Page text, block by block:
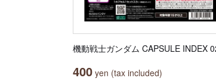
機動戦士ガンダム CAPSULE INDEX
400 yen (tax included)